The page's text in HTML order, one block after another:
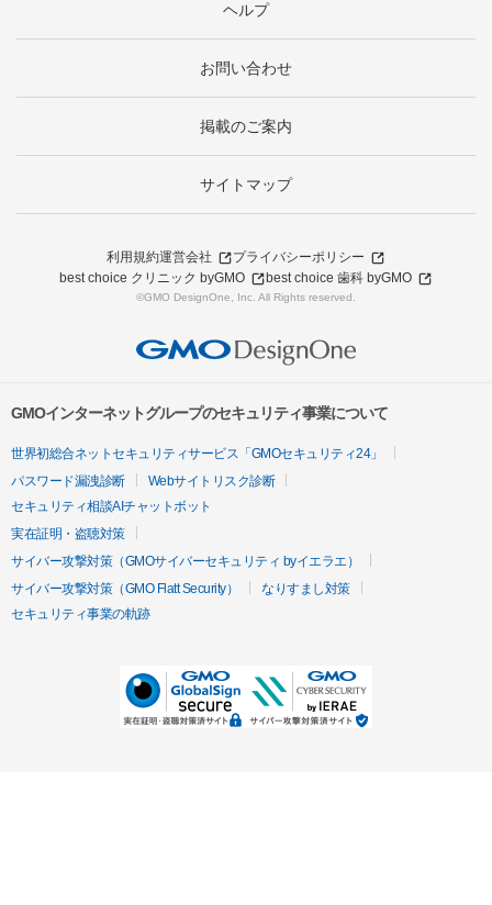
ヘルプ
お問い合わせ
掲載のご案内
サイトマップ
利用規約運営会社
プライバシーポリシー
best choice クリニック byGMO
best choice 歯科 byGMO
©GMO DesignOne, Inc. All Rights reserved.
GMOインターネットグループのセキュリティ事業について
世界初総合ネットセキュリティサービス「GMOセキュリティ24」
パスワード漏洩診断
Webサイトリスク診断
セキュリティ相談AIチャットボット
実在証明・盗聴対策
サイバー攻撃対策（GMOサイバーセキュリティ byイエラエ）
サイバー攻撃対策（GMO Flatt Security）
なりすまし対策
セキュリティ事業の軌跡